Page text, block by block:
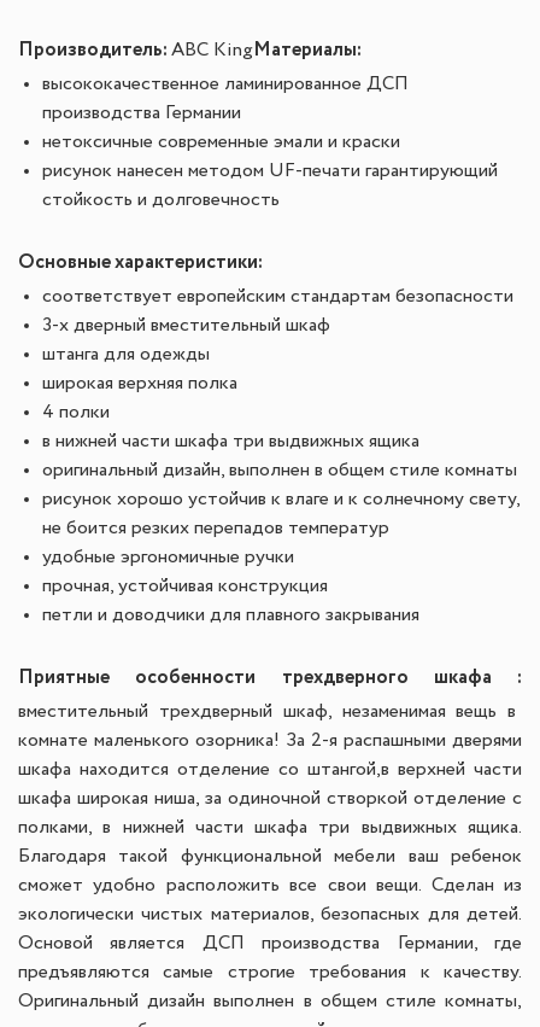
Производитель: ABC KingМатериалы:
высококачественное ламинированное ДСП
производства Германии
нетоксичные современные эмали и краски
рисунок нанесен методом UF-печати гарантирующий
стойкость и долговечность
Основные характеристики:
соответствует европейским стандартам безопасности
3-х дверный вместительный шкаф
штанга для одежды
широкая верхняя полка
4 полки
в нижней части шкафа три выдвижных ящика
оригинальный дизайн, выполнен в общем стиле комнаты
рисунок хорошо устойчив к влаге и к солнечному свету,
не боится резких перепадов температур
удобные эргономичные ручки
прочная, устойчивая конструкция
петли и доводчики для плавного закрывания
Приятные особенности трехдверного шкафа :
вместительный трехдверный шкаф, незаменимая вещь в
комнате маленького озорника! За 2-я распашными дверями
шкафа находится отделение со штангой,в верхней части
шкафа широкая ниша, за одиночной створкой отделение с
полками, в нижней части шкафа три выдвижных ящика.
Благодаря такой функциональной мебели ваш ребенок
сможет удобно расположить все свои вещи. Сделан из
экологически чистых материалов, безопасных для детей.
Основой является ДСП производства Германии, где
предъявляются самые строгие требования к качеству.
Оригинальный дизайн выполнен в общем стиле комнаты,